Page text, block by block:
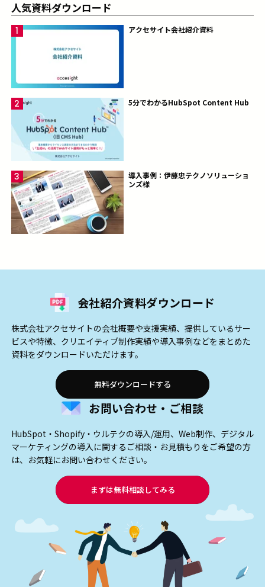
人気資料ダウンロード
アクセサイト会社紹介資料
5分でわかるHubSpot Content Hub
導入事例：伊藤忠テクノソリューショ
ンズ様
会社紹介資料ダウンロード
株式会社アクセサイトの会社概要や支援実績、提供しているサー
ビスや特徴、クリエイティブ制作実績や導入事例などをまとめた
資料をダウンロードいただけます。
無料ダウンロードする
お問い合わせ・ご相談
HubSpot・Shopify・ウルテクの導入/運用、Web制作、デジタル
マーケティングの導入に関するご相談・お見積もりをご希望の方
は、お気軽にお問い合わせください。
まずは無料相談してみる